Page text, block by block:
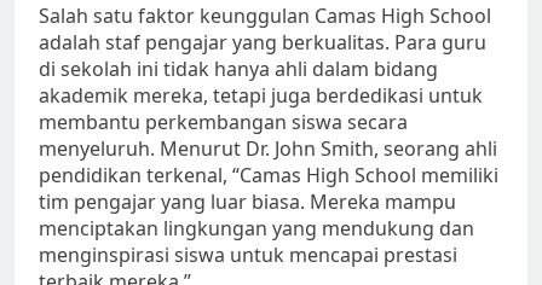
Salah satu faktor keunggulan Camas High School
adalah staf pengajar yang berkualitas. Para guru
di sekolah ini tidak hanya ahli dalam bidang
akademik mereka, tetapi juga berdedikasi untuk
membantu perkembangan siswa secara
menyeluruh. Menurut Dr. John Smith, seorang ahli
pendidikan terkenal, “Camas High School memiliki
tim pengajar yang luar biasa. Mereka mampu
menciptakan lingkungan yang mendukung dan
menginspirasi siswa untuk mencapai prestasi